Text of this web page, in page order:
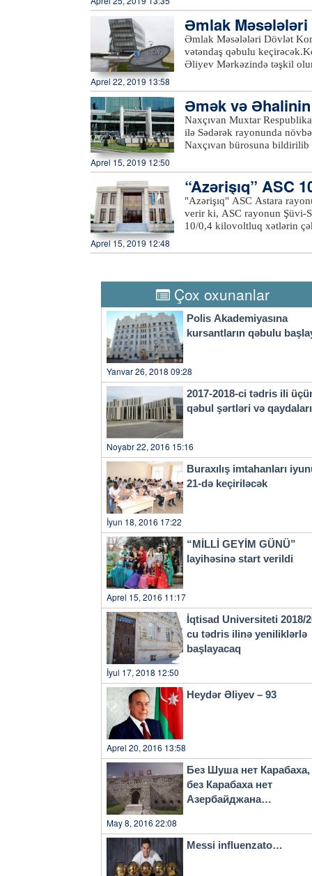
kilovoltluq Əliağa Vahid
xətlərində aparılan
Əmlak
əcək
Əmlak Məsələləri Dövlət
vətəndaş qəbulu
Əliyev Mərkəzində təşkil
Komitəsi fəaliyyət prinsipinə
çevik olaraq cavablandırır.
Qəbul zamanı komitənin
dövlət əmlakının
kimi müraciətlərə
müəyyənləşdirilməsi, ünvan
Aprel 22, 2019 13:58
Əmək və
ığı ilə…
Naxçıvan Muxtar
ilə Sədərək rayonunda
Naxçıvan bürosuna
Bildirib ki, “2016-2020-ci
artırılması üzrə Dövlət
respublikada yeni iş
yüksəldilməsinə öz
Hüseynov vurğulayıb ki,
fəallığın yüksəldilməsi
çıxarıldığı tədbirdə 13
Aprel 15, 2019 12:50
“Azərişıq” ASC
"Azərişıq" ASC Astara
verir ki, ASC rayonun Şüvi-
10/0,4 kilovoltluq xətlərin
Aprel 15, 2019 12:48
Çox oxunanlar
Polis Akademiyasına
kursantların qəbulu
Yanvar 26, 2018 09:28
2017-2018-ci tədris ili
qəbul şərtləri və
Noyabr 22, 2016 15:16
Buraxılış imtahanları
21-də keçiriləcək
İyun 18, 2016 17:22
“MİLLİ GEYİM GÜNÜ”
layihəsinə start verildi
Aprel 15, 2016 11:17
İqtisad Universiteti 2018/
cu tədris ilinə yeniliklərlə
başlayacaq
İyul 17, 2018 12:50
Heydər Əliyev – 93
Aprel 20, 2016 13:58
Без Шуша нет Карабаха,
без Карабаха нет
Азербайджана…
May 8, 2016 22:08
Messi influenzato…